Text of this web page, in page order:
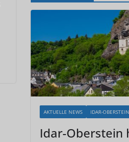
AKTUELLE NEWS IDAR-OBERSTEIN
Idar-Oberstein